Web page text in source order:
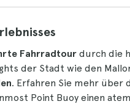
Fahrradtour durch die
der Stadt wie den
. Erfahren Sie mehr über
Point Buoy einen